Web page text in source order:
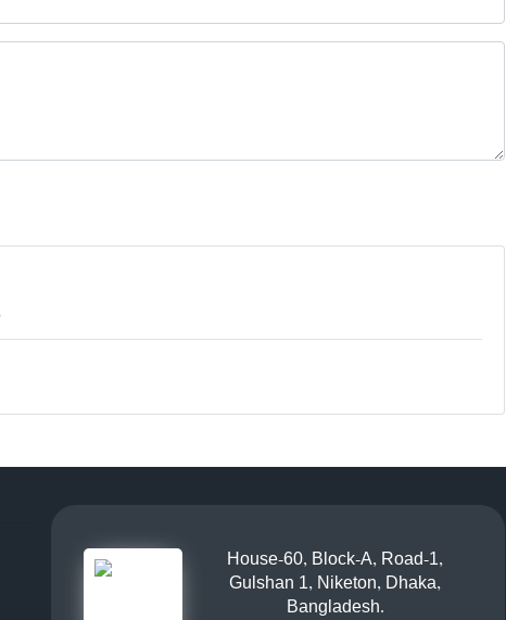
House-60, Block-A, Road-1,
Gulshan 1, Niketon, Dhaka,
Bangladesh.